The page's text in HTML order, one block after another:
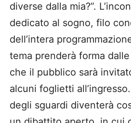
diverse dalla mia?”.
dedicato al sogno, filo
dell’intera
tema prenderà forma
che il pubblico sarà
alcuni foglietti
degli sguardi diventerà